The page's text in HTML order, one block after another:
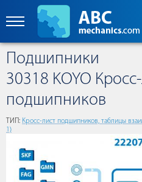
Подшипники
30318 KOYO
подшипников
ТИП: Кросс-лист подшипников, таблицы
1)